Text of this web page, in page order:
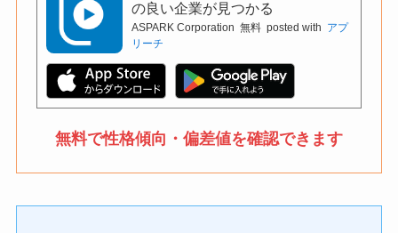
の良い企業が見つかる
ASPARK Corporation 無料 posted with アプ
リーチ
無料で性格傾向・偏差値を確認できます